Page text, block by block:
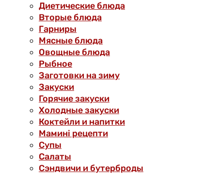
Диетические блюда
Вторые блюда
Гарниры
Мясные блюда
Овощные блюда
Рыбное
Заготовки на зиму
Закуски
Горячие закуски
Холодные закуски
Коктейли и напитки
Мамині рецепти
Супы
Салаты
Сэндвичи и бутерброды